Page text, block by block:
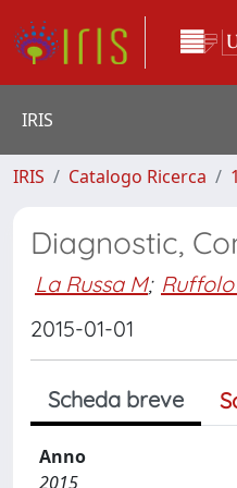
IRIS
IRIS Catalogo Ricerca
Diagnostic,
La Russa M; Ruffolo
2015-01-01
Scheda breve
Anno
2015